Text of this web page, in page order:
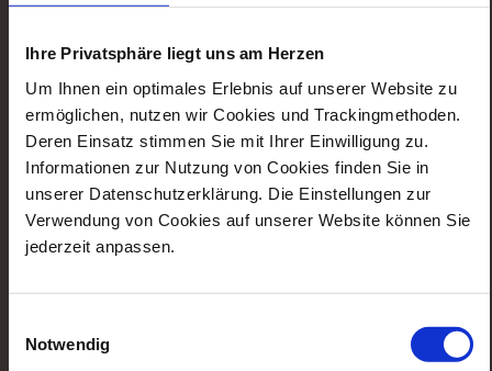
Ihre Privatsphäre liegt uns am Herzen
Um Ihnen ein optimales Erlebnis auf unserer Website zu
ermöglichen, nutzen wir Cookies und Trackingmethoden.
Deren Einsatz stimmen Sie mit Ihrer Einwilligung zu.
Informationen zur Nutzung von Cookies finden Sie in
unserer Datenschutzerklärung. Die Einstellungen zur
Verwendung von Cookies auf unserer Website können Sie
jederzeit anpassen.
Notwendig
tickets